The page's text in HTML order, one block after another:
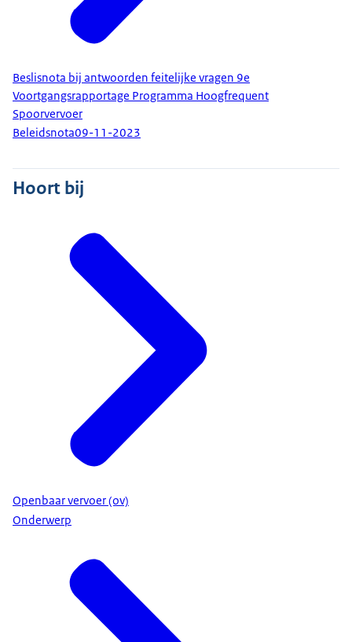
Beslisnota bij antwoorden feitelijke vragen 9e
Voortgangsrapportage Programma Hoogfrequent
Spoorvervoer
Beleidsnota09-11-2023
Hoort bij
Openbaar vervoer (ov)
Onderwerp